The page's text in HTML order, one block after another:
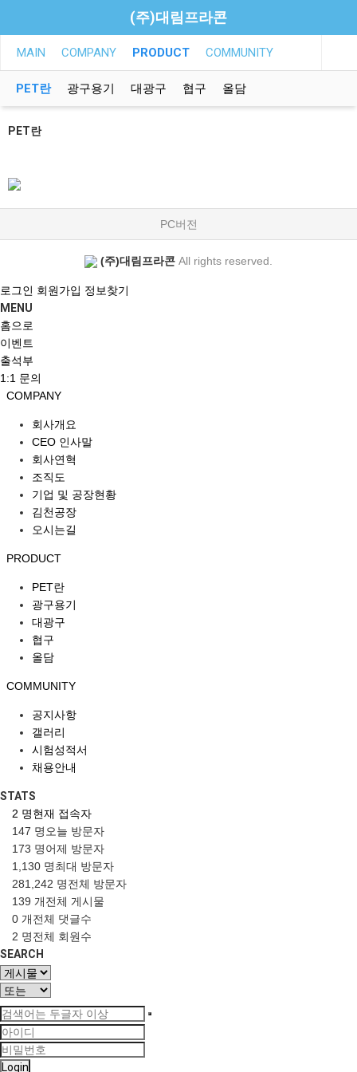
(주)대림프라콘
MAIN COMPANY PRODUCT COMMUNITY
PET란 광구용기 대광구 협구 올담
PET란
PC버전
(주)대림프라콘 All rights reserved.
로그인 회원가입 정보찾기
MENU
홈으로
이벤트
출석부
1:1 문의
COMPANY
회사개요
CEO 인사말
회사연혁
조직도
기업 및 공장현황
김천공장
오시는길
PRODUCT
PET란
광구용기
대광구
협구
올담
COMMUNITY
공지사항
갤러리
시험성적서
채용안내
STATS
2 명현재 접속자
147 명 오늘 방문자
173 명어제 방문자
1,130 명최대 방문자
281,242 명전체 방문자
139 개전체 게시물
0 개전체 댓글수
2 명전체 회원수
SEARCH
Login